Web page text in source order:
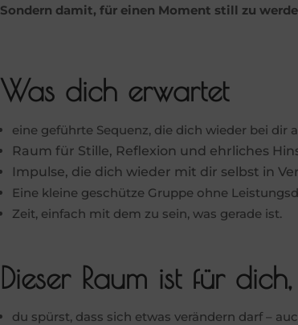
Sondern damit, für einen Moment still zu
Was dich erwartet
eine geführte Sequenz, die dich wieder bei dir
Raum für Stille, Reflexion und ehrliches
Impulse, die dich wieder mit dir selbst in
Eine kleine geschütze Gruppe ohne
Zeit, einfach mit dem zu sein, was gerade ist.
Dieser Raum ist für
du spürst, dass sich etwas verändern darf –